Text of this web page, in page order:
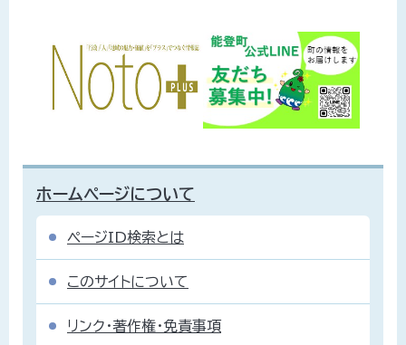
ホームページについて
ページID検索とは
このサイトについて
リンク・著作権・免責事項